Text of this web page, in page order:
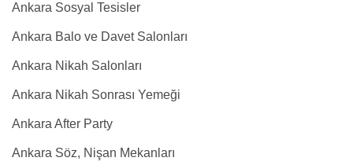
Ankara Sosyal Tesisler
Ankara Balo ve Davet Salonları
Ankara Nikah Salonları
Ankara Nikah Sonrası Yemeği
Ankara After Party
Ankara Söz, Nişan Mekanları